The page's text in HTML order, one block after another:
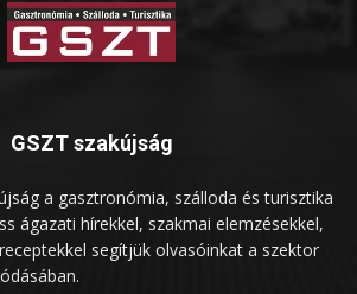
GSZT szakújság
a gasztronómia, szálloda és turisztika
ágazati hírekkel, szakmai elemzésekkel,
segítjük olvasóinkat a szektor